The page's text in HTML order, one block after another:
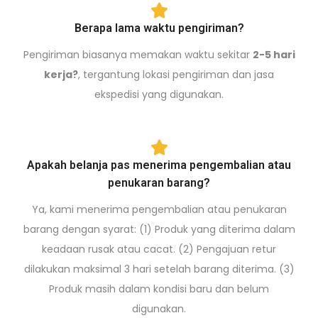
Berapa lama waktu pengiriman?
Pengiriman biasanya memakan waktu sekitar 2-5 hari
kerja?, tergantung lokasi pengiriman dan jasa
ekspedisi yang digunakan.
Apakah belanja pas menerima pengembalian atau
penukaran barang?
Ya, kami menerima pengembalian atau penukaran
barang dengan syarat: (1) Produk yang diterima dalam
keadaan rusak atau cacat. (2) Pengajuan retur
dilakukan maksimal 3 hari setelah barang diterima. (3)
Produk masih dalam kondisi baru dan belum
digunakan.